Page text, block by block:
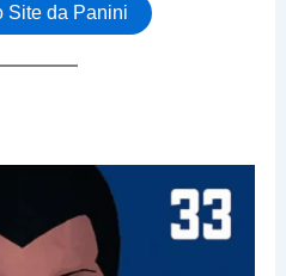
Site da Panini